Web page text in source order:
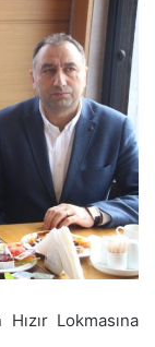
Hızır Lokmasına